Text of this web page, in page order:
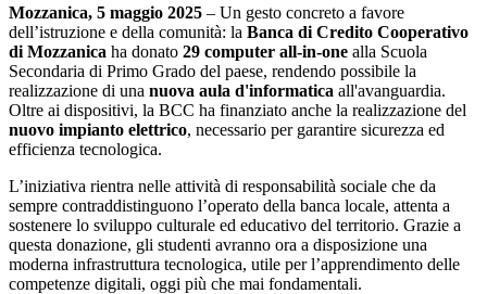
Mozzanica, 5 maggio 2025 – Un gesto concreto a favore
dell’istruzione e della comunità: la Banca di Credito Cooperativo
di Mozzanica ha donato 29 computer all-in-one alla Scuola
Secondaria di Primo Grado del paese, rendendo possibile la
realizzazione di una nuova aula d'informatica all'avanguardia.
Oltre ai dispositivi, la BCC ha finanziato anche la realizzazione del
nuovo impianto elettrico, necessario per garantire sicurezza ed
efficienza tecnologica.
L’iniziativa rientra nelle attività di responsabilità sociale che da
sempre contraddistinguono l’operato della banca locale, attenta a
sostenere lo sviluppo culturale ed educativo del territorio. Grazie a
questa donazione, gli studenti avranno ora a disposizione una
moderna infrastruttura tecnologica, utile per l’apprendimento delle
competenze digitali, oggi più che mai fondamentali.